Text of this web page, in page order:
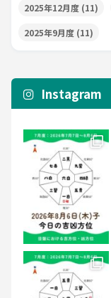
2025年12月度 (11)
2025年9月度 (11)
Instagram